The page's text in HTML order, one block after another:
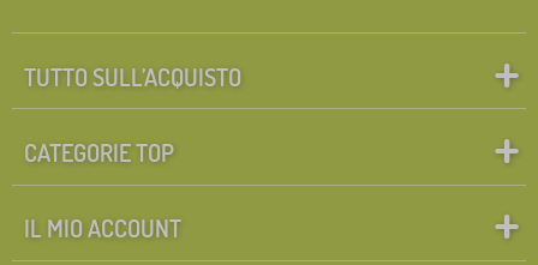
TUTTO SULL’ACQUISTO
CATEGORIE TOP
IL MIO ACCOUNT